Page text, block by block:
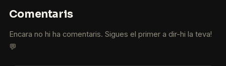
Comentaris
Encara no hi ha comentaris. Sigues el primer a dir-hi la teva!
💬